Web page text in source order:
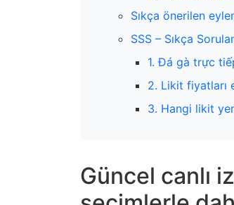
Sıkça önerilen
SSS – Sıkça
1. Đá gà trực
2. Likit fiyatları
3. Hangi likit
Güncel canlı